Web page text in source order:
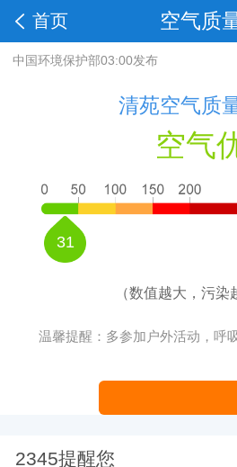
空气质
首页
中国环境保护部03:00发布
清苑空气质
空气
31
（数值越大，污染
温馨提醒：多参加户外活动，呼
2345提醒您